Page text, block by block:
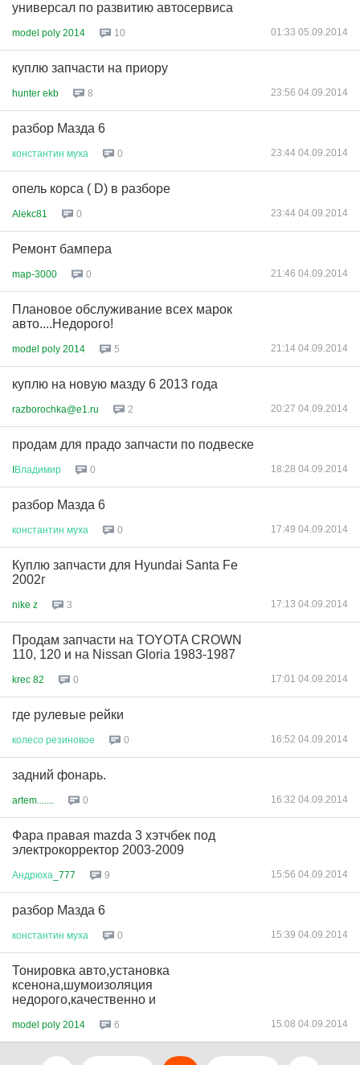
универсал по развитию автосервиса
model poly 2014 10 01:33 05.09.2014
куплю запчасти на приору
hunter ekb 8 23:56 04.09.2014
разбор Мазда 6
константин муха 0 23:44 04.09.2014
опель корса ( D) в разборе
Alekc81 0 23:44 04.09.2014
Ремонт бампера
map-3000 0 21:46 04.09.2014
Плановое обслуживание всех марок
авто....Недорого!
model poly 2014 5 21:14 04.09.2014
куплю на новую мазду 6 2013 года
razborochka@e1.ru 2 20:27 04.09.2014
продам для прадо запчасти по подвеске
IВладимир 0 18:28 04.09.2014
разбор Мазда 6
константин муха 0 17:49 04.09.2014
Куплю запчасти для Hyundai Santa Fe
2002г
nike z 3 17:13 04.09.2014
Продам запчасти на TOYOTA CROWN
110, 120 и на Nissan Gloria 1983-1987
krec 82 0 17:01 04.09.2014
где рулевые рейки
колесо резиновое 0 16:52 04.09.2014
задний фонарь.
artem....... 0 16:32 04.09.2014
Фара правая mazda 3 хэтчбек под
электрокорректор 2003-2009
Андрюха _777 9 15:56 04.09.2014
разбор Мазда 6
константин муха 0 15:39 04.09.2014
Тонировка авто,установка
ксенона,шумоизоляция
недорого,качественно и
model poly 2014 6 15:08 04.09.2014